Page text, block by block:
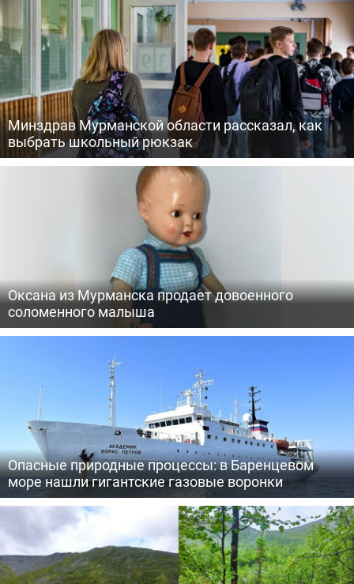
Минздрав Мурманской области рассказал, как
выбрать школьный рюкзак
Оксана из Мурманска продает довоенного
соломенного малыша
Опасные природные процессы: в Баренцевом
море нашли гигантские газовые воронки